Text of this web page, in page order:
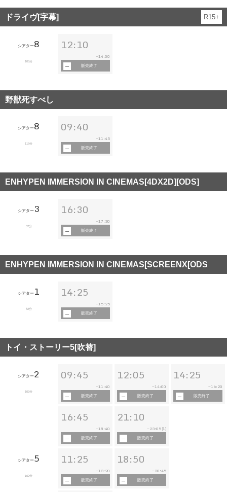
ドライヴ[字幕] R15+
シアター8
100分
12:10
~ 14:00
販売終了
野獣死すべし
シアター8
119分
09:40
~11:45
販売終了
ENHYPEN IMMERSION IN CINEMAS[4DX2D][ODS]
シアター 3
52分
16:30
~17:30
販売終了
ENHYPEN IMMERSION IN CINEMAS[SCREENX[ODS
シアター 1
52分
14:25
~15:25
販売終了
トイ・ストーリー5[吹替]
シアター2
102分
09:45
~11:40
販売終了
12:05
~14:00
販売終了
14:25
~16:20
販売終了
16:45
~18:40
販売終了
21:10
~ 23:05 [L]
販売終了
シアター5
102分
11:25
~13:20
販売終了
18:50
~ 20:45
販売終了